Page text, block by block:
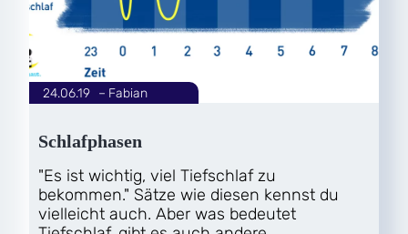
Schlafphasen
Fabian
24.06.19
"Es ist wichtig, viel Tiefschlaf zu
bekommen." Sätze wie diesen kennst du
vielleicht auch. Aber was bedeutet